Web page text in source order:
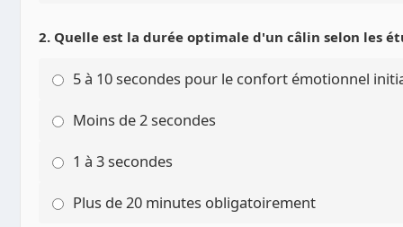
2. Quelle est la durée optimale d'un câlin selon les
5 à 10 secondes pour le confort émotionnel
Moins de 2 secondes
1 à 3 secondes
Plus de 20 minutes obligatoirement